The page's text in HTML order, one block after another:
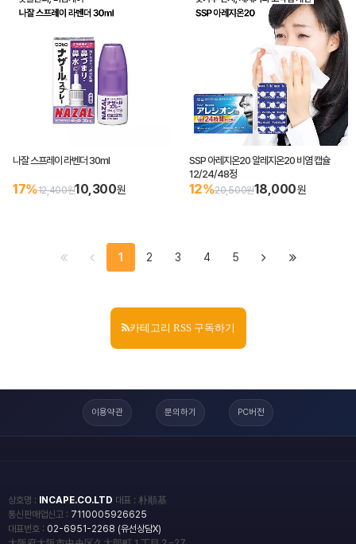
나잘 스프레이 라벤더 30ml
17%12,400원10,300원
SSP 아레지온20 알레지온20 비염 캡슐
12/24/48정
12%20,500원18,000원
1 2 3 4 5
카테고리 RSS 구독하기
이용약관 문의하기 PC버전
상호명 : INCAPE.CO.LTD 대표 : 朴順基
통신판매업신고 : 7110005926625
대표번호 : 02-6951-2268 (유선상담X)